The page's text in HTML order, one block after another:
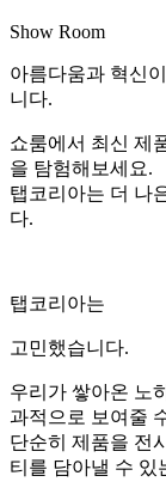
Show Room
아름다움과 혁신
니다.
쇼룸에서 최신 제
을 탐험해보세요.
탭코리아는 더 나
다.
탭코리아는
고민했습니다.
우리가 쌓아온 노
과적으로 보여줄
단순히 제품을 전
티를 담아낼 수 있